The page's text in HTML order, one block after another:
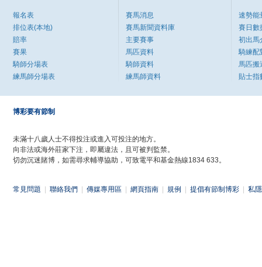
報名表
排位表(本地)
賠率
賽果
騎師分場表
練馬師分場表
賽馬消息
賽馬新聞資料庫
主要賽事
馬匹資料
騎師資料
練馬師資料
速勢能
賽日數
初出馬
騎練配
馬匹搬
貼士指
博彩要有節制
未滿十八歲人士不得投注或進入可投注的地方。
向非法或海外莊家下注，即屬違法，且可被判監禁。
切勿沉迷賭博，如需尋求輔導協助，可致電平和基金熱線1834 633。
常見問題 聯絡我們 傳媒專用區 網頁指南 規例 提倡有節制博彩 私